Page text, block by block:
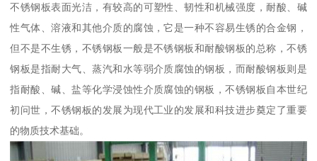
不锈钢板表面光洁，有较高的可塑性、韧性和机械强度，耐酸、碱
性气体、溶液和其他介质的腐蚀，它是一种不容易生锈的合金钢，
但不是不生锈，不锈钢板一般是不锈钢板和耐酸钢板的总称，不锈
钢板是指耐大气、蒸汽和水等弱介质腐蚀的钢板，而耐酸钢板则是
指耐酸、碱、盐等化学浸蚀性介质腐蚀的钢板，不锈钢板自本世纪
初问世，不锈钢板的发展为现代工业的发展和科技进步奠定了重要
的物质技术基础。